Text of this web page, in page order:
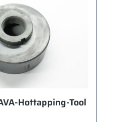
A gemäß EN
924B DVGW
gemäß Datenblatt
Welle
Hottapping-Tool